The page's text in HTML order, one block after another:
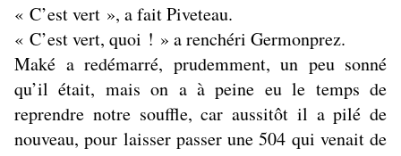
« C’est vert », a fait Piveteau.
« C’est vert, quoi ! » a renchéri Germonprez.
Maké a redémarré, prudemment, un peu sonné
qu’il était, mais on a à peine eu le temps de
reprendre notre souffle, car aussitôt il a pilé de
nouveau, pour laisser passer une 504 qui venait de